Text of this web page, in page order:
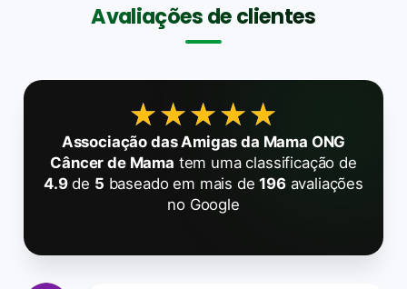
Avaliações de clientes
★★★★★
★★★★★
Associação das Amigas da Mama ONG
Câncer de Mama tem uma classificação de
4.9de 5 baseado em mais de196avaliações
no Google